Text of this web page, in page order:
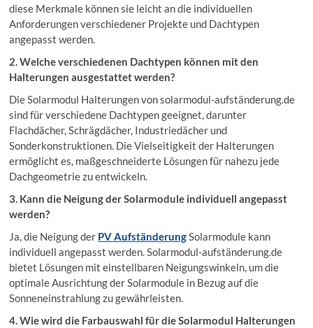
diese Merkmale können sie leicht an die individuellen
Anforderungen verschiedener Projekte und Dachtypen
angepasst werden.
2. Welche verschiedenen Dachtypen können mit den
Halterungen ausgestattet werden?
Die Solarmodul Halterungen von solarmodul-aufständerung.de
sind für verschiedene Dachtypen geeignet, darunter
Flachdächer, Schrägdächer, Industriedächer und
Sonderkonstruktionen. Die Vielseitigkeit der Halterungen
ermöglicht es, maßgeschneiderte Lösungen für nahezu jede
Dachgeometrie zu entwickeln.
3. Kann die Neigung der Solarmodule individuell angepasst
werden?
Ja, die Neigung der PV AufständerungSolarmodule kann
individuell angepasst werden. Solarmodul-aufständerung.de
bietet Lösungen mit einstellbaren Neigungswinkeln, um die
optimale Ausrichtung der Solarmodule in Bezug auf die
Sonneneinstrahlung zu gewährleisten.
4. Wie wird die Farbauswahl für die Solarmodul Halterungen